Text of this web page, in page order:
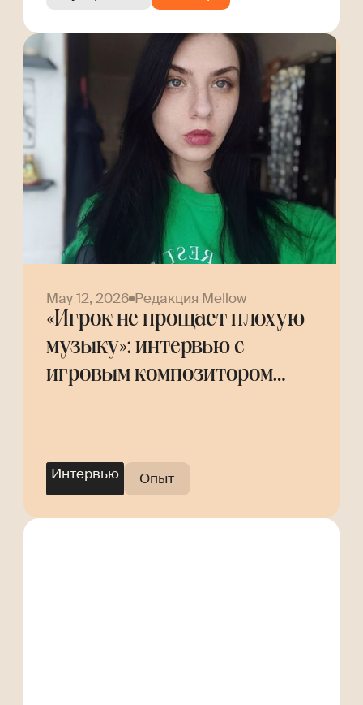
May 12, 2026 Редакция Mellow
«Игрок не прощает плохую
музыку»: интервью с
игровым композитором
Интервью Опыт